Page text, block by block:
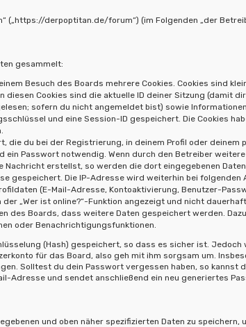
(„https://derpoptitan.de/forum“) (im Folgenden „der
gesammelt:
Besuch des Boards mehrere Cookies. Cookies sind
diesen Cookies sind die aktuelle ID deiner Sitzung
sofern du nicht angemeldet bist) sowie
und eine Session-ID gespeichert. Die Cookies
die du bei der Registrierung, in deinem Profil oder
ein Passwort notwendig. Wenn durch den Betreiber
Nachricht erstellst, so werden die dort eingegebenen
gespeichert. Die IP-Adresse wird weiterhin bei
(E-Mail-Adresse, Kontoaktivierung, Benutzer-
„Wer ist online?“-Funktion angezeigt und nicht
des Boards, dass weitere Daten gespeichert werden.
oder Benachrichtigungsfunktionen.
(Hash) gespeichert, so dass es sicher ist.
für das Board, also geh mit ihm sorgsam um.
Solltest du dein Passwort vergessen haben, so kannst
Adresse und sendet anschließend ein neu generiertes
und oben näher spezifizierten Daten zu speichern,